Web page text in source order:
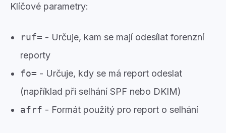
Klíčové parametry:
ruf= - Určuje, kam se mají odesílat forenzní
reporty
fo= - Určuje, kdy se má report odeslat
(například při selhání SPF nebo DKIM)
afrf - Formát použitý pro report o selhání